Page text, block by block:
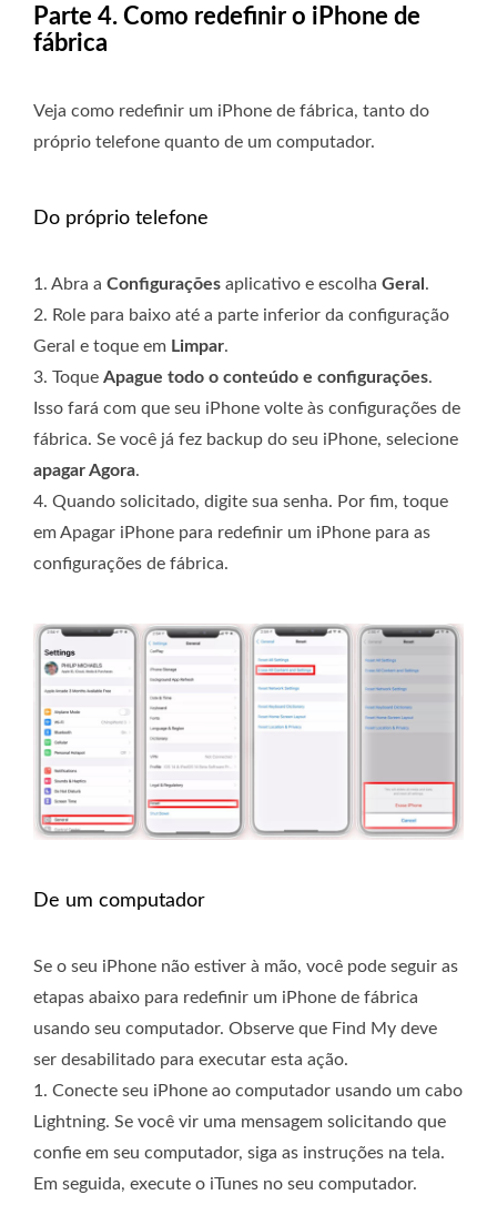
Parte 4. Como redefinir o iPhone de
fábrica
Veja como redefinir um iPhone de fábrica, tanto do
próprio telefone quanto de um computador.
Do próprio telefone
1. Abra a Configurações aplicativo e escolha Geral.
2. Role para baixo até a parte inferior da configuração
Geral e toque em Limpar.
3. Toque Apague todo o conteúdo e configurações.
Isso fará com que seu iPhone volte às configurações de
fábrica. Se você já fez backup do seu iPhone, selecione
apagar Agora.
4. Quando solicitado, digite sua senha. Por fim, toque
em Apagar iPhone para redefinir um iPhone para as
configurações de fábrica.
De um computador
Se o seu iPhone não estiver à mão, você pode seguir as
etapas abaixo para redefinir um iPhone de fábrica
usando seu computador. Observe que Find My deve
ser desabilitado para executar esta ação.
1. Conecte seu iPhone ao computador usando um cabo
Lightning. Se você vir uma mensagem solicitando que
confie em seu computador, siga as instruções na tela.
Em seguida, execute o iTunes no seu computador.